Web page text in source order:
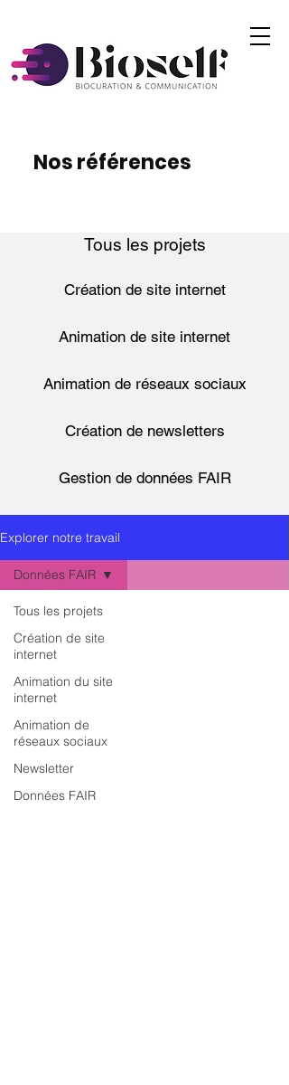
Nos références
Tous les projets
Création de site internet
Animation de site internet
Animation de réseaux sociaux
Création de newsletters
Gestion de données FAIR
Explorer notre travail
Tous les projets
Création de site
internet
Animation du site
internet
Animation de
réseaux sociaux
Newsletter
Données FAIR
Données FAIR